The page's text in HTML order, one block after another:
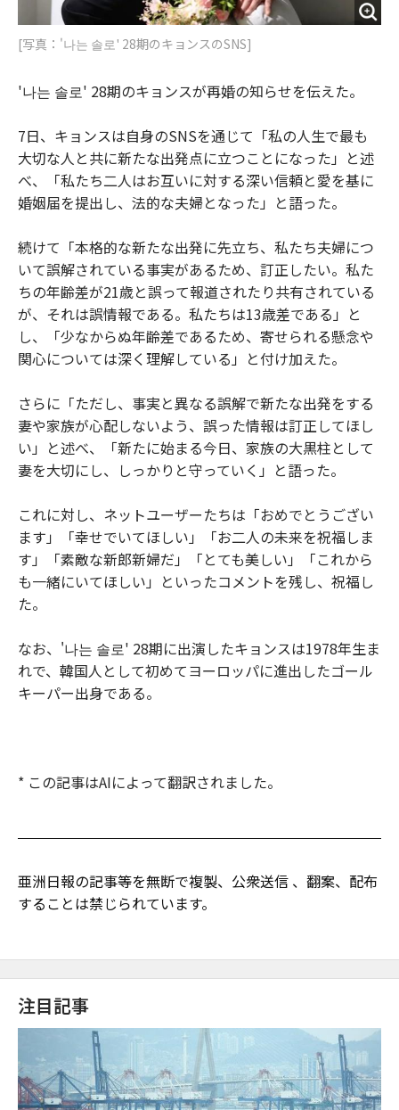
[写真：'나는 솔로' 28期のキョンスのSNS]
'나는 솔로' 28期のキョンスが再婚の知らせを伝えた。
7日、キョンスは自身のSNSを通じて「私の人生で最も
大切な人と共に新たな出発点に立つことになった」と述
べ、「私たち二人はお互いに対する深い信頼と愛を基に
婚姻届を提出し、法的な夫婦となった」と語った。
続けて「本格的な新たな出発に先立ち、私たち夫婦につ
いて誤解されている事実があるため、訂正したい。私た
ちの年齢差が21歳と誤って報道されたり共有されている
が、それは誤情報である。私たちは13歳差である」と
し、「少なからぬ年齢差であるため、寄せられる懸念や
関心については深く理解している」と付け加えた。
さらに「ただし、事実と異なる誤解で新たな出発をする
妻や家族が心配しないよう、誤った情報は訂正してほし
い」と述べ、「新たに始まる今日、家族の大黒柱として
妻を大切にし、しっかりと守っていく」と語った。
これに対し、ネットユーザーたちは「おめでとうござい
ます」「幸せでいてほしい」「お二人の未来を祝福しま
す」「素敵な新郎新婦だ」「とても美しい」「これから
も一緒にいてほしい」といったコメントを残し、祝福し
た。
なお、'나는 솔로' 28期に出演したキョンスは1978年生ま
れで、韓国人として初めてヨーロッパに進出したゴール
キーパー出身である。
* この記事はAIによって翻訳されました。
亜洲日報の記事等を無断で複製、公衆送信 、翻案、配布
することは禁じられています。
注目記事